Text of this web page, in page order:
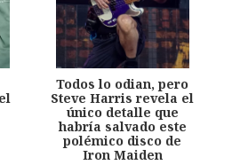
Todos lo odian, pero
Steve Harris revela el
único detalle que
habría salvado este
polémico disco de
Iron Maiden